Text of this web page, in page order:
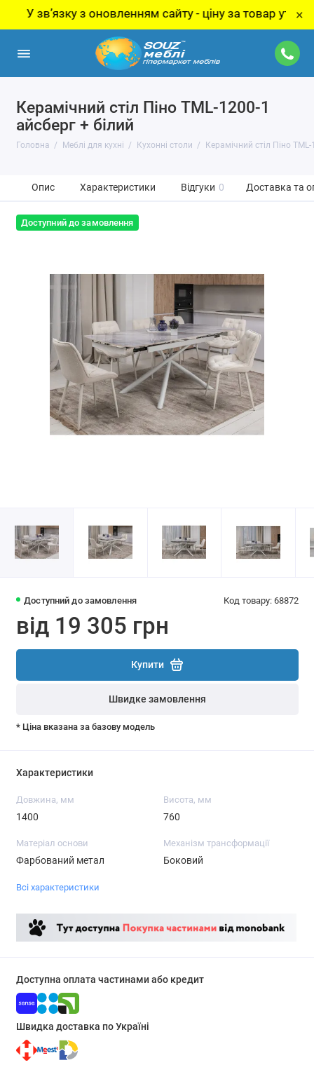
звʼязку з оновленням сайту - ціну за товар ×
Керамічний стіл Піно TML-1200-1
айсберг + білий
Головна Меблі для кухні Кухонні столи Керамічний стіл Піно
Опис Характеристики Відгуки 0 Доставка та
Доступний до замовлення
Доступний до замовлення Код товару: 68872
від 19 305 грн
Купити
Швидке замовлення
* Ціна вказана за базову модель
Характеристики
Довжина, мм
1400
Висота, мм
760
Матеріал основи
Фарбований метал
Механізм трансформації
Боковий
Всі характеристики
Доступна оплата частинами або кредит
Швидка доставка по Україні